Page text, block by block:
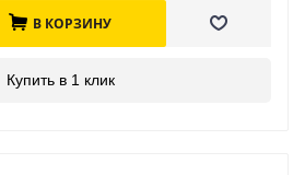
В КОРЗИНУ
Купить в 1 клик